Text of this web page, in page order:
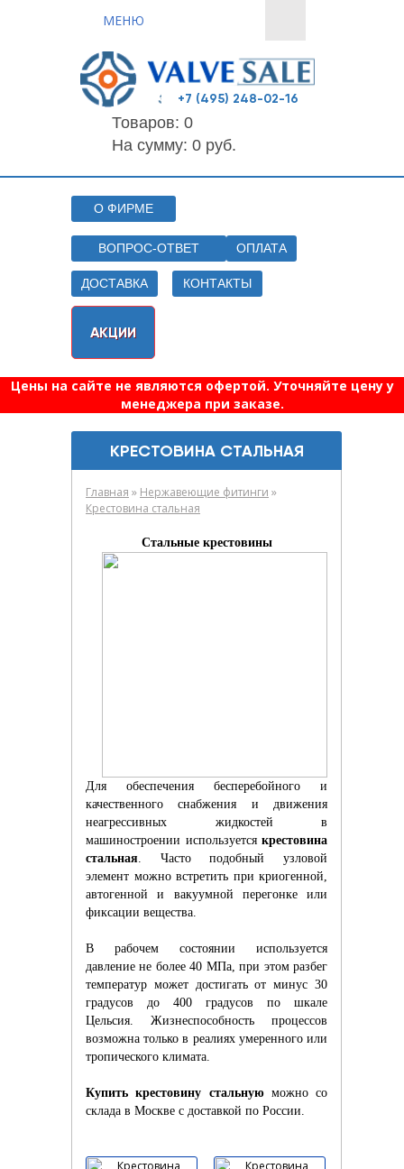
МЕНЮ
+7 (495) 248-02-16
Товаров: 0
На сумму: 0 руб.
О ФИРМЕ
ВОПРОС-ОТВЕТ ОПЛАТА
ДОСТАВКА КОНТАКТЫ
АКЦИИ
Цены на сайте не являются офертой. Уточняйте цену у
менеджера при заказе.
КРЕСТОВИНА СТАЛЬНАЯ
Главная » Нержавеющие фитинги »
Крестовина стальная
Стальные крестовины
Для обеспечения бесперебойного и
качественного снабжения и движения
неагрессивных жидкостей в
машиностроении используется крестовина
стальная . Часто подобный узловой
элемент можно встретить при криогенной,
автогенной и вакуумной перегонке или
фиксации вещества.
В рабочем состоянии используется
давление не более 40 МПа, при этом разбег
температур может достигать от минус 30
градусов до 400 градусов по шкале
Цельсия. Жизнеспособность процессов
возможна только в реалиях умеренного или
тропического климата.
Купить крестовину стальнуюможно со
склада в Москве с доставкой по России.